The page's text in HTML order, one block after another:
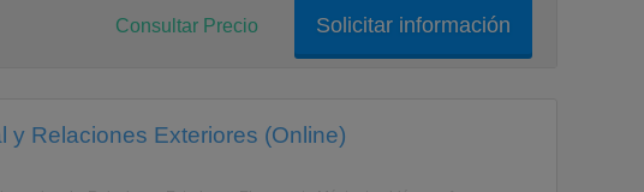
Solicitar información
Consultar Precio
y Relaciones Exteriores (Online)